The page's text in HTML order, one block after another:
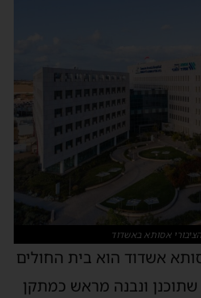
אסותא באשדוד
אשדוד הוא בית החולים
שתוכנן ונבנה מראש כמתקן